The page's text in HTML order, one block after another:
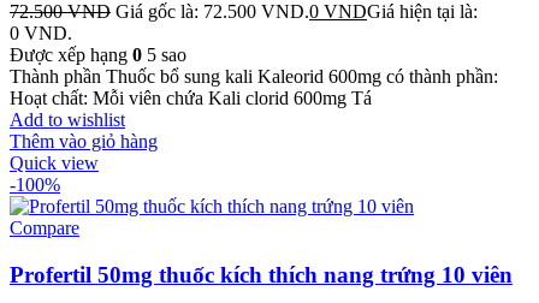
72.500VND Giá gốc là: 72.500 VND.0 VNDGiá hiện tại là:
0 VND.
Được xếp hạng 0 5 sao
Thành phần Thuốc bổ sung kali Kaleorid 600mg có thành phần:
Hoạt chất: Mỗi viên chứa Kali clorid 600mg Tá
Add to wishlist
Thêm vào giỏ hàng
Quick view
-100%
Compare
Profertil 50mg thuốc kích thích nang trứng 10 viên